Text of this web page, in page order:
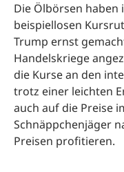
Die Ölbörsen haben
beispiellosen
Trump ernst
Handelskriege
die Kurse an den
trotz einer leichten
auch auf die Preise
Schnäppchenjäger
Preisen profitieren.